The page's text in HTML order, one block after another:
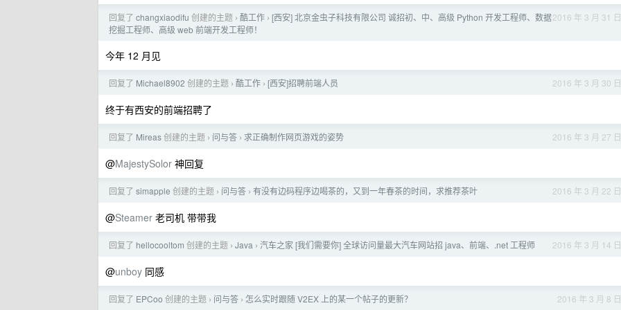
2016 年 3 月 31 日
回复了 changxiaodifu 创建的主题 › 酷工作 › [西安] 北京金虫子科技有限公司 诚招初、中、高级 Python 开发工程师、数据
挖掘工程师、高级 web 前端开发工程师！
今年 12 月见
2016 年 3 月 30 日
回复了 Michael8902 创建的主题 › 酷工作 › [西安]招聘前端人员
终于有西安的前端招聘了
2016 年 3 月 27 日
回复了 Mireas创建的主题 › 问与答 › 求正确制作网页游戏的姿势
@MajestySolor 神回复
2016 年 3 月 22 日
回复了 simapple 创建的主题 › 问与答 › 有没有边码程序边喝茶的，又到一年春茶的时间，求推荐茶叶
@Steamer 老司机 带带我
2016 年 3 月 14 日
回复了 hellocooltom 创建的主题 › Java › 汽车之家 [我们需要你] 全球访问量最大汽车网站招 java、前端、.net 工程师
@unboy 同感
2016 年 3 月 8 日
回复了 EPCoo 创建的主题 › 问与答 › 怎么实时跟随 V2EX 上的某一个帖子的更新？